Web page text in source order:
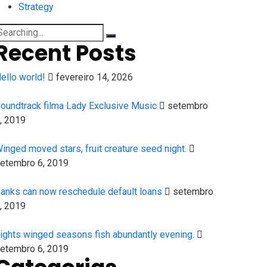
Strategy
Posts
world! fevereiro 14, 2026
filma Lady Exclusive Music
setembro
2019
moved stars, fruit creature seed night.
6, 2019
can now reschedule default loans
setembro
2019
winged seasons fish abundantly evening.
6, 2019